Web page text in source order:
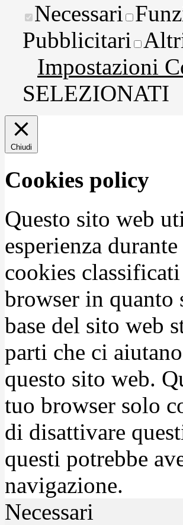
Necessari
Pubblicitari
Impostazioni
SELEZIONATI
Chiudi
Cookies policy
Questo sito web
esperienza
cookies
browser in quanto
base del sito web
parti che ci
questo sito web.
tuo browser solo
di disattivare
questi potrebbe
navigazione.
Necessari